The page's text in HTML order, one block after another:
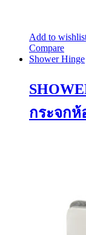
Add to
Compare
Shower Hinge
กระจกห้